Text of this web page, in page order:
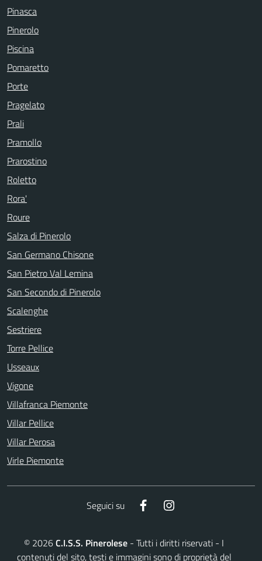
Pinasca
Pinerolo
Piscina
Pomaretto
Porte
Pragelato
Prali
Pramollo
Prarostino
Roletto
Rora'
Roure
Salza di Pinerolo
San Germano Chisone
San Pietro Val Lemina
San Secondo di Pinerolo
Scalenghe
Sestriere
Torre Pellice
Usseaux
Vigone
Villafranca Piemonte
Villar Pellice
Villar Perosa
Virle Piemonte
Seguici su Facebook
© 2026C.I.S.S. Pinerolese - Tutti i diritti riservati - I
contenuti del sito, testi e immagini sono di proprietà del